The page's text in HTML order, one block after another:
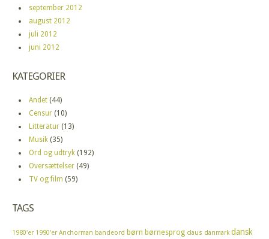
september 2012
august 2012
juli 2012
juni 2012
KATEGORIER
Andet (44)
Censur (10)
Litteratur (13)
Musik (35)
Ord og udtryk (192)
Oversættelser (49)
TV og film (59)
TAGS
1980'er 1990'er Anchorman bandeord børn børnesprog claus danmark dansk